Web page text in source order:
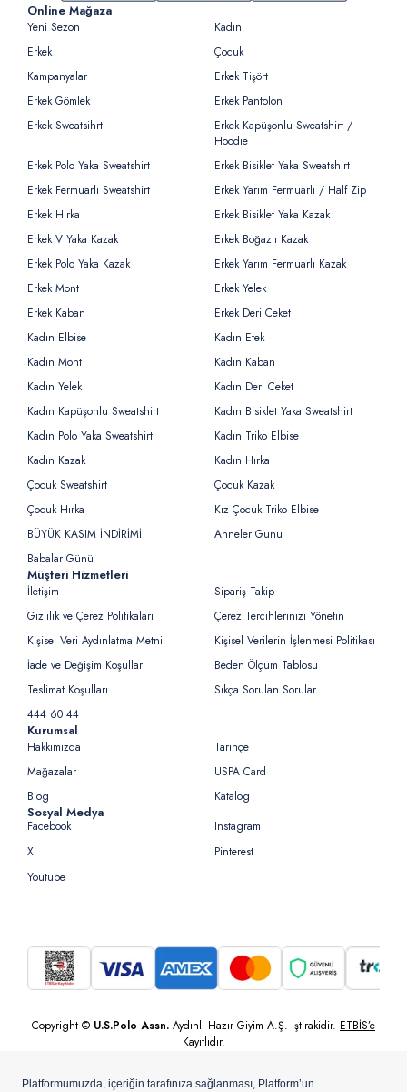
Online Mağaza
Yeni Sezon
Kadın
Erkek
Çocuk
Kampanyalar
Erkek Tişört
Erkek Gömlek
Erkek Pantolon
Erkek Sweatsihrt
Erkek Kapüşonlu Sweatshirt /
Hoodie
Erkek Polo Yaka Sweatshirt
Erkek Bisiklet Yaka Sweatshirt
Erkek Fermuarlı Sweatshirt
Erkek Yarım Fermuarlı / Half Zip
Erkek Hırka
Erkek Bisiklet Yaka Kazak
Erkek V Yaka Kazak
Erkek Boğazlı Kazak
Erkek Polo Yaka Kazak
Erkek Yarım Fermuarlı Kazak
Erkek Mont
Erkek Yelek
Erkek Kaban
Erkek Deri Ceket
Kadın Elbise
Kadın Etek
Kadın Mont
Kadın Kaban
Kadın Yelek
Kadın Deri Ceket
Kadın Kapüşonlu Sweatshirt
Kadın Bisiklet Yaka Sweatshirt
Kadın Polo Yaka Sweatshirt
Kadın Triko Elbise
Kadın Kazak
Kadın Hırka
Çocuk Sweatshirt
Çocuk Kazak
Çocuk Hırka
Kız Çocuk Triko Elbise
BÜYÜK KASIM İNDİRİMİ
Anneler Günü
Babalar Günü
Müşteri Hizmetleri
İletişim
Sipariş Takip
Gizlilik ve Çerez Politikaları
Çerez Tercihlerinizi Yönetin
Kişisel Veri Aydınlatma Metni
Kişisel Verilerin İşlenmesi Politikası
İade ve Değişim Koşulları
Beden Ölçüm Tablosu
Teslimat Koşulları
Sıkça Sorulan Sorular
444 60 44
Kurumsal
Hakkımızda
Tarihçe
Mağazalar
USPA Card
Blog
Katalog
Sosyal Medya
Facebook
Instagram
X
Pinterest
Youtube
Copyright © U.S.Polo Assn. Aydınlı Hazır Giyim A.Ş. iştirakidir. ETBİS’e
Kayıtlıdır.